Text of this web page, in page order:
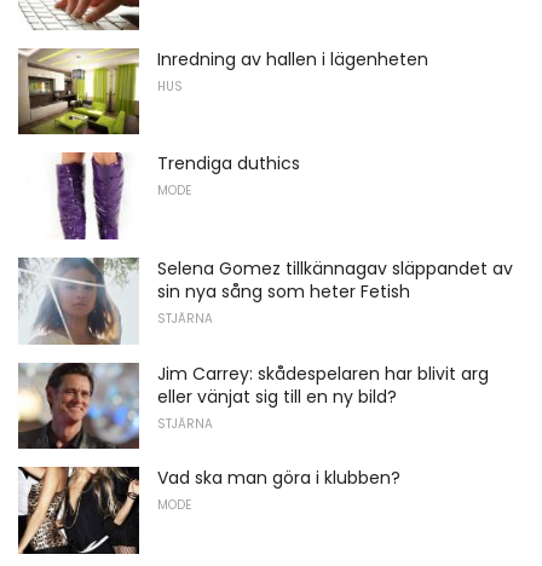
Inredning av hallen i lägenheten
HUS
Trendiga duthics
MODE
Selena Gomez tillkännagav släppandet av
sin nya sång som heter Fetish
STJÄRNA
Jim Carrey: skådespelaren har blivit arg
eller vänjat sig till en ny bild?
STJÄRNA
Vad ska man göra i klubben?
MODE